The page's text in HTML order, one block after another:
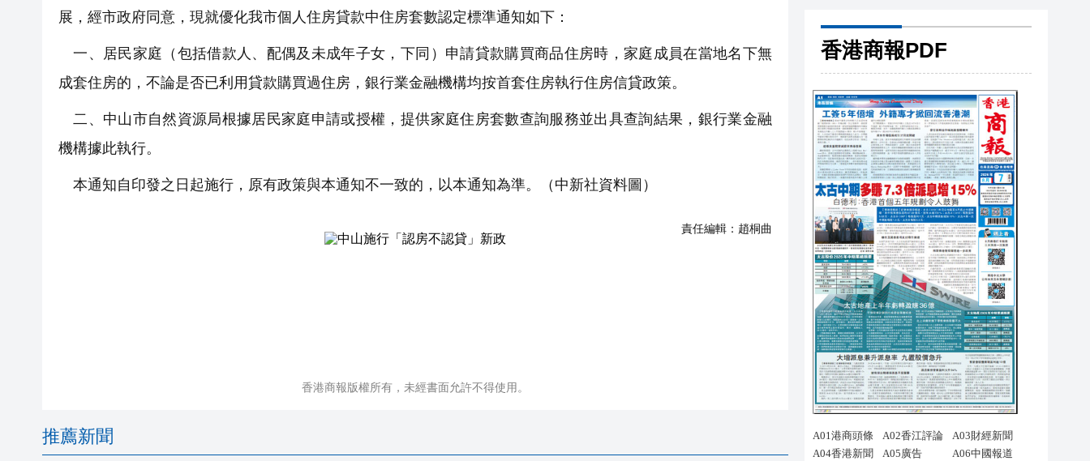
展，經市政府同意，現就優化我市個人住房貸款中住房套數認定標準通知如下：
一、居民家庭（包括借款人、配偶及未成年子女，下同）申請貸款購買商品住房時，家庭成員在當地名下無
成套住房的，不論是否已利用貸款購買過住房，銀行業金融機構均按首套住房執行住房信貸政策。
二、中山市自然資源局根據居民家庭申請或授權，提供家庭住房套數查詢服務並出具查詢結果，銀行業金融
機構據此執行。
本通知自印發之日起施行，原有政策與本通知不一致的，以本通知為準。（中新社資料圖）
責任編輯： 趙桐曲
香港商報版權所有，未經書面允許不得使用。
推薦新聞
香港商報PDF